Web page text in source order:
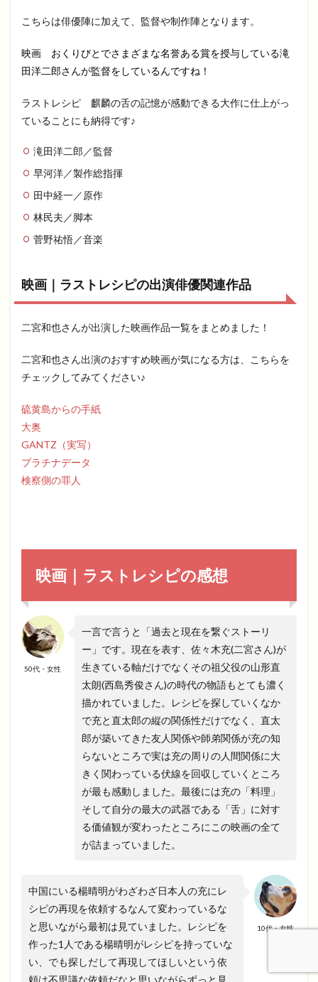
こちらは俳優陣に加えて、監督や制作陣となります。
映画 おくりびとでさまざまな名誉ある賞を授与している滝
田洋二郎さんが監督をしているんですね！
ラストレシピ 麒麟の舌の記憶が感動できる大作に仕上がっ
ていることにも納得です♪
滝田洋二郎／監督
早河洋／製作総指揮
田中経一／原作
林民夫／脚本
菅野祐悟／音楽
映画｜ラストレシピの出演俳優関連作品
二宮和也さんが出演した映画作品一覧をまとめました！
二宮和也さん出演のおすすめ映画が気になる方は、こちらを
チェックしてみてください♪
硫黄島からの手紙
大奥
GANTZ（実写）
プラチナデータ
検察側の罪人
映画｜ラストレシピの感想
50代・女性
一言で言うと「過去と現在を繋ぐストーリ
ー」です。現在を表す、佐々木充(二宮さん)が
生きている軸だけでなくその祖父役の山形直
太朗(西島秀俊さん)の時代の物語もとても濃く
描かれていました。レシピを探していくなか
で充と直太郎の縦の関係性だけでなく、直太
郎が築いてきた友人関係や師弟関係が充の知
らないところで実は充の周りの人間関係に大
きく関わっている伏線を回収していくところ
が最も感動しました。最後には充の「料理」
そして自分の最大の武器である「舌」に対す
る価値観が変わったところにこの映画の全て
が詰まっていました。
10代・女性
中国にいる楊晴明がわざわざ日本人の充にレ
シピの再現を依頼するなんて変わっているな
と思いながら最初は見ていました。レシピを
作った1人である楊晴明がレシピを持っていな
い、でも探しだして再現してほしいという依
頼は不思議な依頼だなと思いながらずっと見